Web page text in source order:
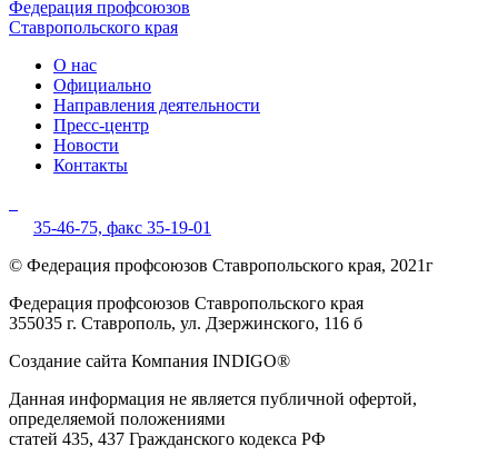
Федерация профсоюзов
Ставропольского края
О нас
Официально
Направления деятельности
Пресс-центр
Новости
Контакты
35-46-75, факс 35-19-01
© Федерация профсоюзов Ставропольского края, 2021г
Федерация профсоюзов Ставропольского края
355035 г. Ставрополь, ул. Дзержинского, 116 б
Создание сайта Компания INDIGO®
Данная информация не является публичной офертой,
определяемой положениями
статей 435, 437 Гражданского кодекса РФ